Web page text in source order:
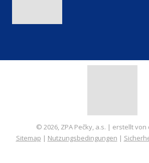
© 2026, ZPA Pečky, a.s. | erstellt von
Sitemap | Nutzungsbedingungen |